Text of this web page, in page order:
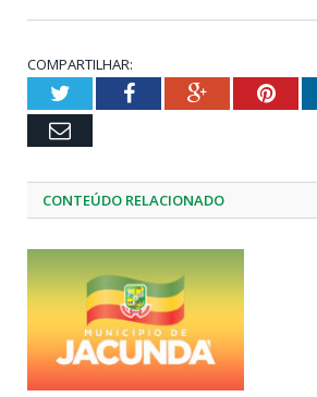
COMPARTILHAR:
TwitterFacebookGoogle+
Email
CONTEÚDO RELACIONADO